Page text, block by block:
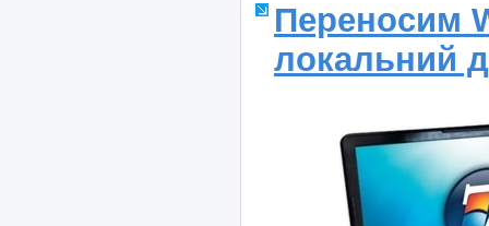
Переносим
локальний